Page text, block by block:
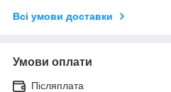
Всі умови доставки
Умови оплати
Післяплата